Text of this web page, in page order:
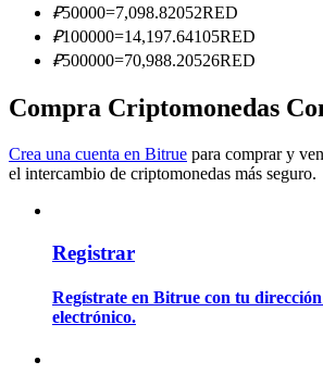
Guía de inicio de futuros
₽50000=7,098.82052RED
₽100000=14,197.64105RED
₽500000=70,988.20526RED
Compra Criptomonedas
Crea una cuenta en Bitrue para comprar y
el intercambio de criptomonedas más seguro.
Registrar
Regístrate en Bitrue con tu
electrónico.